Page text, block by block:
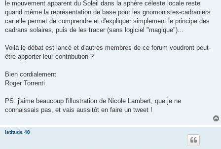
le mouvement apparent du Soleil dans la sphère céleste locale reste
quand même la représentation de base pour les gnomonistes-cadraniers
car elle permet de comprendre et d'expliquer simplement le principe des
cadrans solaires, puis de les tracer (sans logiciel "magique")...
Voilà le débat est lancé et d'autres membres de ce forum voudront peut-
être apporter leur contribution ?
Bien cordialement
Roger Torrenti
PS: j'aime beaucoup l'illustration de Nicole Lambert, que je ne
connaissais pas, et vais aussitôt en faire un tweet !
latitude 48